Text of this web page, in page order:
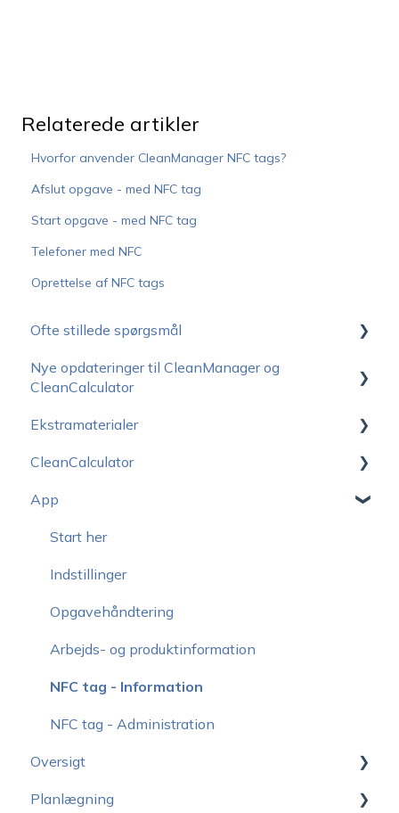
Relaterede artikler
Hvorfor anvender CleanManager NFC tags?
Afslut opgave - med NFC tag
Start opgave - med NFC tag
Telefoner med NFC
Oprettelse af NFC tags
Ofte stillede spørgsmål
Hvordan kommer jeg i gang?
Nye opdateringer til CleanManager og
CleanCalculator
Udgivelsesnoter CleanManager
Udgivelsesnoter CleanCalculator
Ekstramaterialer
Salgsmateriale
Logo-pakke
CleanCalculator
CleanCalculator Webinarer
Kontoopsætning
Brugere
Kunder
Tilbudsgrundlag
Administration af tilbudsgrundlag
Tilbud til andre typer af rengøring
App
Start her
Indstillinger
Opgavehåndtering
Arbejds- og produktinformation
NFC tag - Information
NFC tag - Administration
Oversigt
Under opbygning
Planlægning